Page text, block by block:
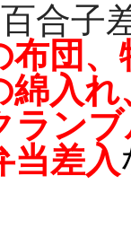
百合子
布団
綿入
ラン
当差入